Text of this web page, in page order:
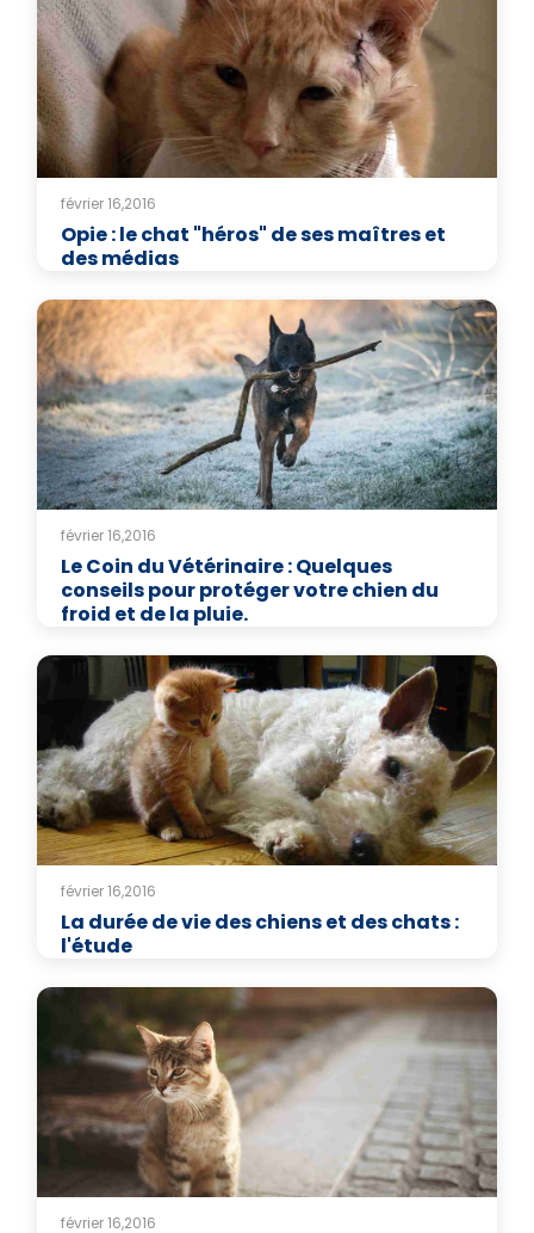
février 16,2016
Opie : le chat "héros" de ses maîtres et
des médias
février 16,2016
Le Coin du Vétérinaire : Quelques
conseils pour protéger votre chien du
froid et de la pluie.
février 16,2016
La durée de vie des chiens et des chats :
l'étude
février 16,2016